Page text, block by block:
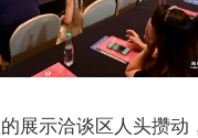
展示洽谈区人头攒动